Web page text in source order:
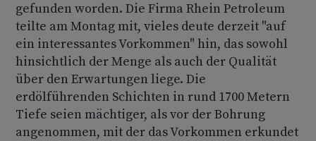
gefunden worden. Die Firma Rhein Petroleum
teilte am Montag mit, vieles deute derzeit "auf
ein interessantes Vorkommen" hin, das sowohl
hinsichtlich der Menge als auch der Qualität
über den Erwartungen liege. Die
erdölführenden Schichten in rund 1700 Metern
Tiefe seien mächtiger, als vor der Bohrung
angenommen, mit der das Vorkommen erkundet